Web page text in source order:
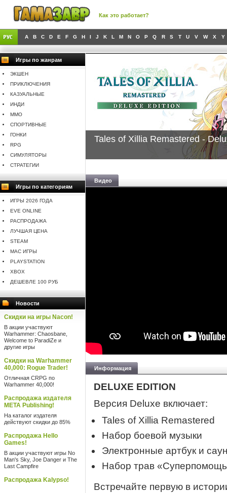
Как это работает?
A B C D E F G H I J K L M N O P Q R S T U V W X Y
Игры по жанрам
ЭКШЕН
ПРИКЛЮЧЕНИЯ
КАЗУАЛЬНЫЕ
ИНДИ
MMO
СПОРТИВНЫЕ
ГОНКИ
RPG
СИМУЛЯТОРЫ
СТРАТЕГИИ
Игры по категориям
ИГРЫ 2026 ГОДА
EVE ONLINE
РАСПРОДАЖА
ЛУЧШАЯ ЦЕНА
STEAM
MAC ИГРЫ
PLAYSTATION
XBOX
ДЕШЕВЛЕ 100 РУБ
Новости
Скидки на игры Nacon!
В акции участвуют
Warhammer: Chaosbane,
Welcome to ParadiZe и
другие игры
Скидки на Warhammer
40,000: Rogue Trader!
Отличная CRPG по
Warhammer 40,000!
Распродажа издателя
META Publishing!
На каталог издателя
действуют скидки до 85%
Распродажа Hello
Games!
В акции участвуют игры No
Man's Sky, Joe Danger и The
Last Campfire
Распродажа Kalypso!
Tales of Xillia Remastered -
Видео
Информация
DELUXE EDITION
Версия Deluxe включает:
Tales of Xillia Remastered
Набор боевой музыки
Электронные артбук и
Набор трав
Встречайте первую в